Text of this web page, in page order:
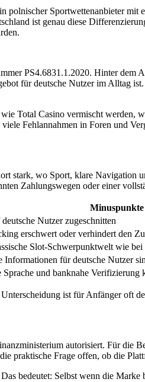
polnischer Sportwettenanbieter
ist genau diese
PS4.6831.1.2020. Hinter dem
für deutsche Nutzer im Alltag
Total Casino vermischt werden,
Fehlannahmen in Foren und
stark, wo Sport, klare Navigation
Zahlungswegen oder einer
Minuspunkte
Nutzer zugeschnitten
erschwert oder verhindert den
Slot-Schwerpunktwelt wie bei
Informationen für deutsche Nutzer
Sprache und banknahe Verifizierung
ist für Anfänger oft
autorisiert. Für die
praktische Frage offen, ob die
bedeutet: Selbst wenn die